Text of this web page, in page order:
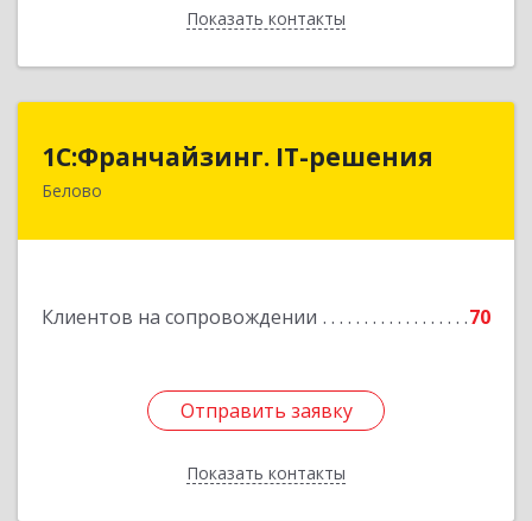
Показать контакты
Назад
1С:Франчайзинг. IT-решения
Белово
Клиентов на сопровождении 70
Отправить заявку
Показать контакты
1С:Франчайзинг. IT-решения
Отправить заявку
Назад